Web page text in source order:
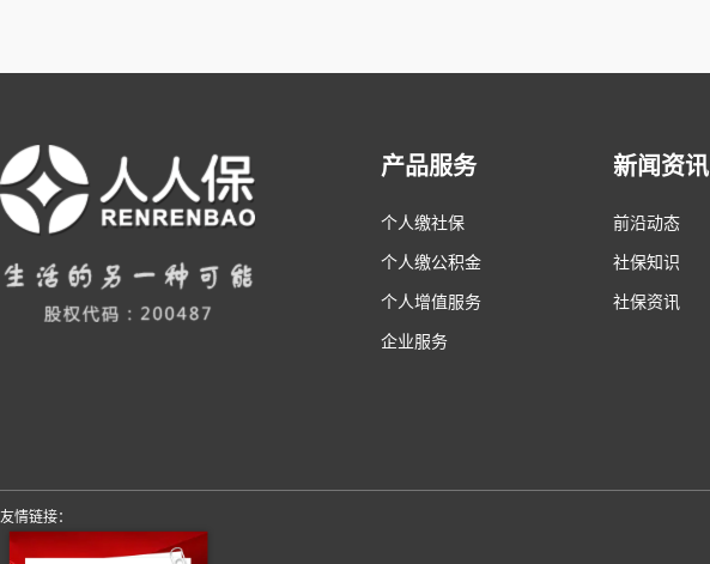
产品服务
个人缴社保
个人缴公积金
个人增值服务
企业服务
新闻资讯
前沿动态
社保知识
社保资讯
友情链接：